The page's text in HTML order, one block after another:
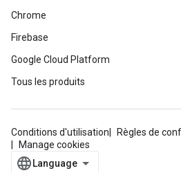
Chrome
Firebase
Google Cloud Platform
Tous les produits
Conditions d'utilisation
Règles de
Manage cookies